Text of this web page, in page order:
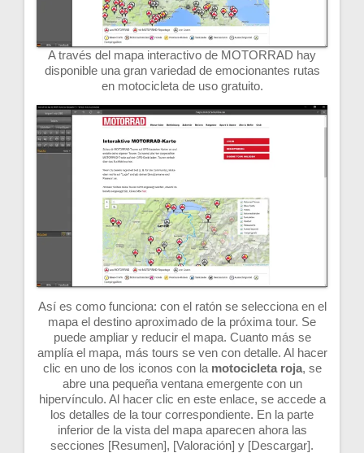
A través del mapa interactivo de MOTORRAD hay
disponible una gran variedad de emocionantes rutas
en motocicleta de uso gratuito.
Así es como funciona: con el ratón se selecciona en el
mapa el destino aproximado de la próxima tour. Se
puede ampliar y reducir el mapa. Cuanto más se
amplía el mapa, más tours se ven con detalle. Al hacer
clic en uno de los iconos con la motocicleta roja, se
abre una pequeña ventana emergente con un
hipervínculo. Al hacer clic en este enlace, se accede a
los detalles de la tour correspondiente. En la parte
inferior de la vista del mapa aparecen ahora las
secciones [Resumen], [Valoración] y [Descargar].